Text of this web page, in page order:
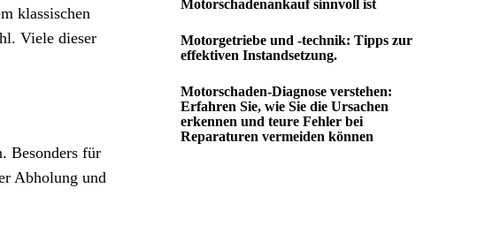
klassischen
Viele dieser
Besonders für
Abholung und
Motorschadenankauf sinnvoll ist
Motorgetriebe und -technik: Tipps zur
effektiven Instandsetzung.
Motorschaden-Diagnose verstehen:
Erfahren Sie, wie Sie die Ursachen
erkennen und teure Fehler bei
Reparaturen vermeiden können